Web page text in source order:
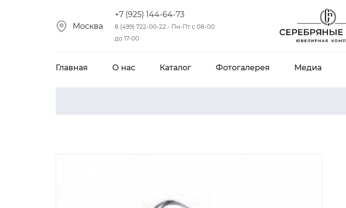
Москва
+7 (925) 144-64-73
8 (499) 722-00-22 - Пн-Пт с 08-00
до 17-00
Главная О нас Каталог Фотогалерея Медиа